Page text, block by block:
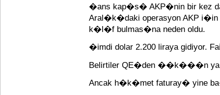
�ans kap�s� AKP�nin bir kez
Aral�k�daki operasyon AKP
k�l�f bulmas�na neden oldu.
�imdi dolar 2.200 liraya gidiyor.
Belirtiler QE�den ��k���n
Ancak h�k�met faturay� yine